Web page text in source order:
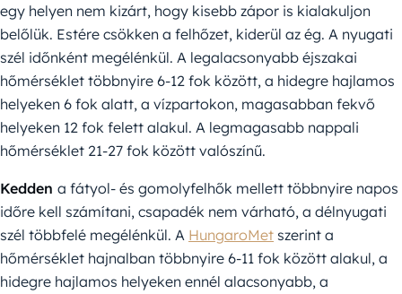
egy helyen nem kizárt, hogy kisebb zápor is kialakuljon
belőlük. Estére csökken a felhőzet, kiderül az ég. A nyugati
szél időnként megélénkül. A legalacsonyabb éjszakai
hőmérséklet többnyire 6-12 fok között, a hidegre hajlamos
helyeken 6 fok alatt, a vízpartokon, magasabban fekvő
helyeken 12 fok felett alakul. A legmagasabb nappali
hőmérséklet 21-27 fok között valószínű.
Kedden a fátyol- és gomolyfelhők mellett többnyire napos
időre kell számítani, csapadék nem várható, a délnyugati
szél többfelé megélénkül. A HungaroMet szerint a
hőmérséklet hajnalban többnyire 6-11 fok között alakul, a
hidegre hajlamos helyeken ennél alacsonyabb, a